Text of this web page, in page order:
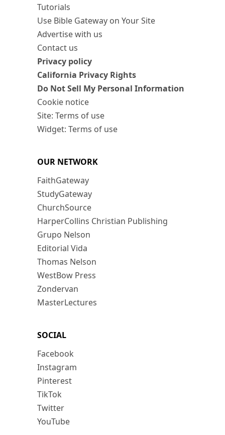
Tutorials
Use Bible Gateway on Your Site
Advertise with us
Contact us
Privacy policy
California Privacy Rights
Do Not Sell My Personal Information
Cookie notice
Site: Terms of use
Widget: Terms of use
OUR NETWORK
FaithGateway
StudyGateway
ChurchSource
HarperCollins Christian Publishing
Grupo Nelson
Editorial Vida
Thomas Nelson
WestBow Press
Zondervan
MasterLectures
SOCIAL
Facebook
Instagram
Pinterest
TikTok
Twitter
YouTube